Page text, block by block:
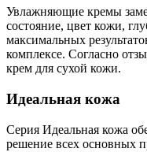
Увлажняющие кремы
состояние, цвет кожи,
максимальных
комплексе. Согласно
крем для сухой кожи.
Идеальная кожа
Серия Идеальная кожа
решение всех основных